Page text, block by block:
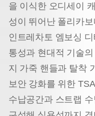
을 이식한 오디세이
성이 뛰어난 폴리카
인트레차토 엠보싱
통성과 현대적 기술
지 가죽 핸들과 탈착
보안 강화를 위한
수납공간과 스트랩